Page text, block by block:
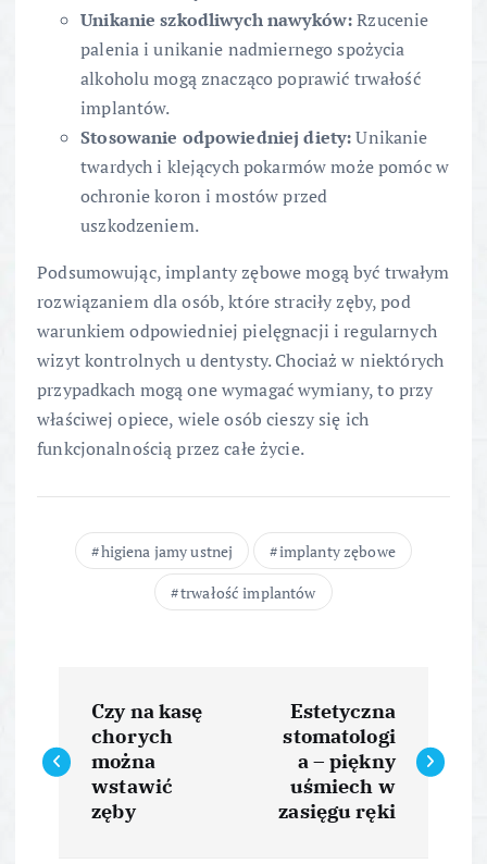
Unikanie szkodliwych nawyków:Rzucenie
palenia i unikanie nadmiernego spożycia
alkoholu mogą znacząco poprawić trwałość
implantów.
Stosowanie odpowiedniej diety:Unikanie
twardych i klejących pokarmów może pomóc w
ochronie koron i mostów przed
uszkodzeniem.
Podsumowując, implanty zębowe mogą być trwałym
rozwiązaniem dla osób, które straciły zęby, pod
warunkiem odpowiedniej pielęgnacji i regularnych
wizyt kontrolnych u dentysty. Chociaż w niektórych
przypadkach mogą one wymagać wymiany, to przy
właściwej opiece, wiele osób cieszy się ich
funkcjonalnością przez całe życie.
higiena jamy ustnej
implanty zębowe
trwałość implantów
a
Czy na kasę
chorych
można
wstawić
zęby
Estetyczna
stomatologi
a – piękny
uśmiech w
zasięgu ręki